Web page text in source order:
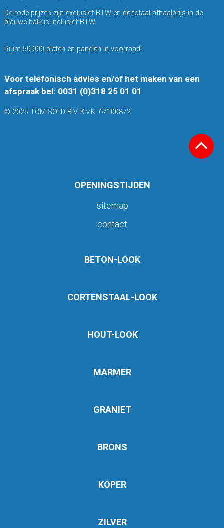
De rode prijzen zijn exclusief BTW en de totaal-afhaalprijs in de
blauwe balk is inclusief BTW.
Ruim 50.000 platen en panelen in voorraad!
Voor telefonisch advies en/of het maken van een
afspraak bel: 0031 (0)318 25 01 01
© 2025 TOM SOLD B.V. K.v.K. 67100872
OPENINGSTIJDEN
sitemap
contact
BETON-LOOK
CORTENSTAAL-LOOK
HOUT-LOOK
MARMER
GRANIET
BRONS
KOPER
ZILVER